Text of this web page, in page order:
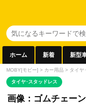
ホーム 新着 新型
MOBY[モビー] > カー用品 > タイヤ
タイヤ･スタッドレス
画像：ゴムチェー